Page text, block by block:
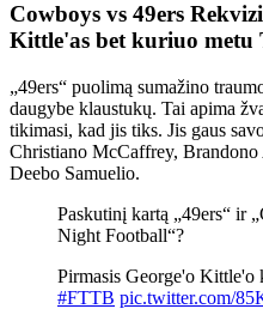
Cowboys vs 49ers
Kittle'as bet kuriuo metu
„49ers“ puolimą sumažino
daugybe klaustukų. Tai apima
tikimasi, kad jis tiks. Jis gaus
Christiano McCaffrey,
Deebo Samuelio.
Paskutinį kartą „49ers“ ir
Night Football“?
Pirmasis George'o Kittle'o
#FTTB pic.twitter.com/